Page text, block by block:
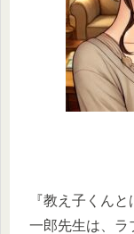
『教え子くん
一郎先生は、ラ